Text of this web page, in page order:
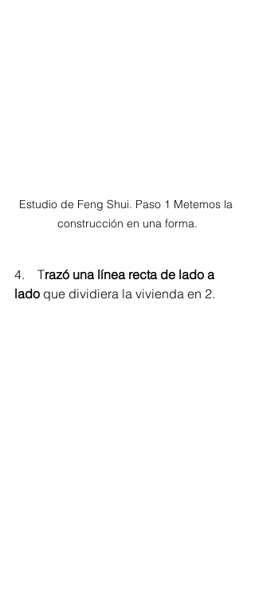
Estudio de Feng Shui. Paso 1 Metemos la
construcción en una forma.
4.    Trazó una línea recta de lado a
lado que dividiera la vivienda en 2.